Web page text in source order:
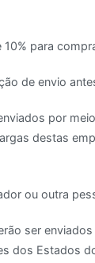
para
de envio
por
destas
ou outra
ser
dos Estados